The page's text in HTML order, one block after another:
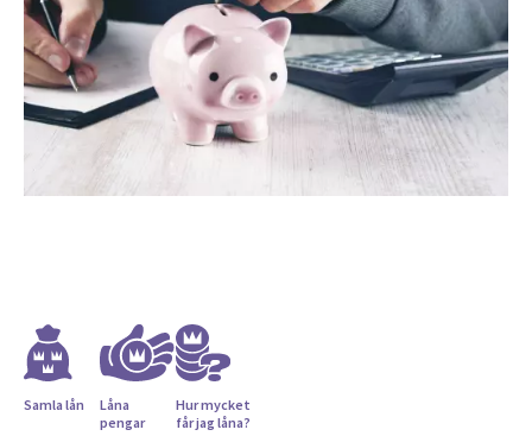
Samla lån
Låna
pengar
Hur mycket
får jag låna?